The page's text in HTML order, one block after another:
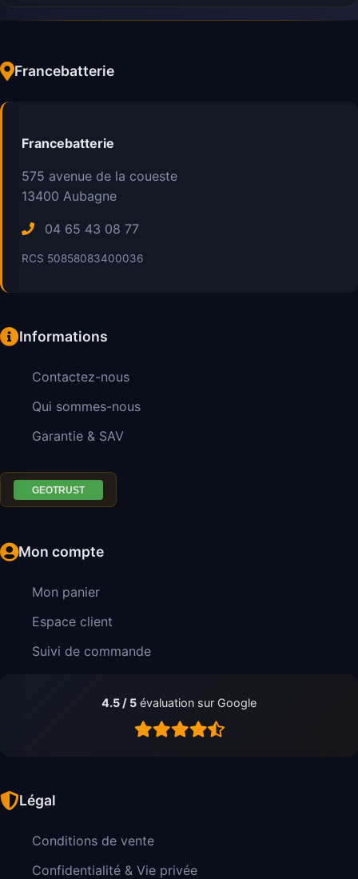
Francebatterie
Francebatterie
575 avenue de la coueste
13400 Aubagne
04 65 43 08 77
RCS 50858083400036
Informations
Contactez-nous
Qui sommes-nous
Garantie & SAV
Mon compte
Mon panier
Espace client
Suivi de commande
4.5 / 5 évaluation sur Google
Légal
Conditions de vente
Confidentialité & Vie privée